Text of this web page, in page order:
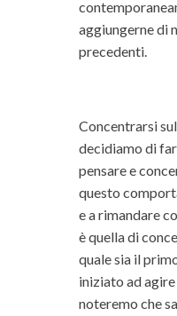
aggiungerne di
precedenti.
Concentrarsi
decidiamo di
pensare e
questo
e a rimandare
è quella di
quale sia il
iniziato ad
noteremo che